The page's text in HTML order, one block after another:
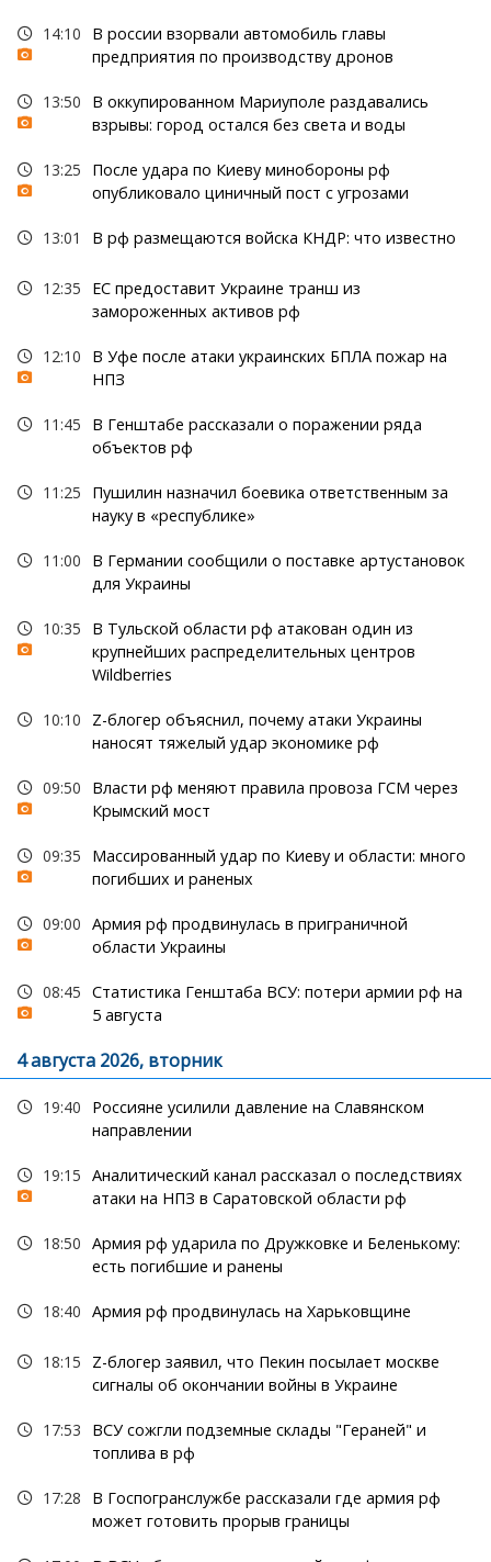
14:10
В россии взорвали автомобиль главы
предприятия по производству дронов
13:50
В оккупированном Мариуполе раздавались
взрывы: город остался без света и воды
13:25
После удара по Киеву минобороны рф
опубликовало циничный пост с угрозами
13:01 В рф размещаются войска КНДР: что известно
12:35
ЕС предоставит Украине транш из
замороженных активов рф
12:10
В Уфе после атаки украинских БПЛА пожар на
НПЗ
11:45
В Генштабе рассказали о поражении ряда
объектов рф
11:25
Пушилин назначил боевика ответственным за
науку в «республике»
11:00
В Германии сообщили о поставке артустановок
для Украины
10:35
В Тульской области рф атакован один из
крупнейших распределительных центров
Wildberries
10:10
Z-блогер объяснил, почему атаки Украины
наносят тяжелый удар экономике рф
09:50
Власти рф меняют правила провоза ГСМ через
Крымский мост
09:35
Массированный удар по Киеву и области: много
погибших и раненых
09:00 Армия рф продвинулась в приграничной
области Украины
08:45 Статистика Генштаба ВСУ: потери армии рф на
5 августа
4 августа 2026, вторник
19:40
Россияне усилили давление на Славянском
направлении
19:15 Аналитический канал рассказал о последствиях
атаки на НПЗ в Саратовской области рф
18:50 Армия рф ударила по Дружковке и Беленькому:
есть погибшие и ранены
18:40 Армия рф продвинулась на Харьковщине
18:15
Z-блогер заявил, что Пекин посылает москве
сигналы об окончании войны в Украине
17:53
ВСУ сожгли подземные склады "Гераней" и
топлива в рф
17:28
В Госпогранслужбе рассказали где армия рф
может готовить прорыв границы